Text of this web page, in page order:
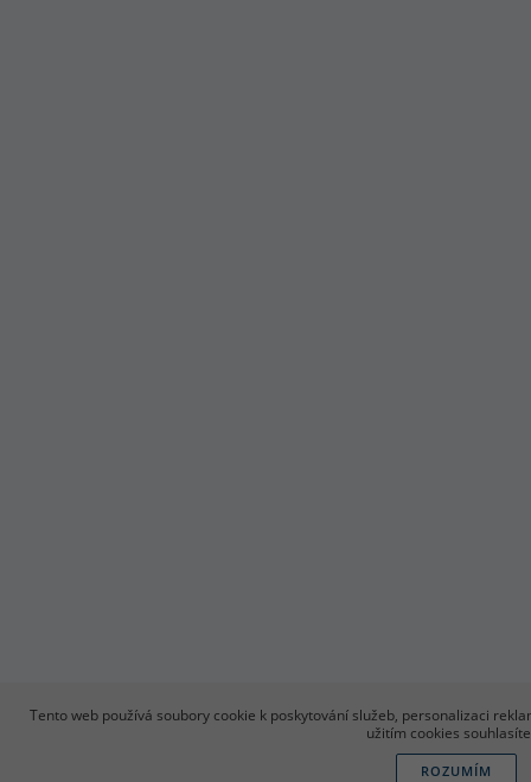
Tento web používá soubory cookie k poskytování služeb, personalizaci
užitím cookies
ROZUMÍM